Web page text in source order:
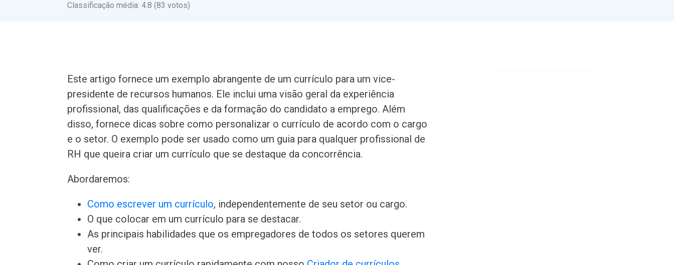
Classificação média: 4.8 (83 votos)
Este artigo fornece um exemplo abrangente de um currículo para um vice-
presidente de recursos humanos. Ele inclui uma visão geral da experiência
profissional, das qualificações e da formação do candidato a emprego. Além
disso, fornece dicas sobre como personalizar o currículo de acordo com o cargo
e o setor. O exemplo pode ser usado como um guia para qualquer profissional de
RH que queira criar um currículo que se destaque da concorrência.
Abordaremos:
Como escrever um currículo, independentemente de seu setor ou cargo.
O que colocar em um currículo para se destacar.
As principais habilidades que os empregadores de todos os setores querem
ver.